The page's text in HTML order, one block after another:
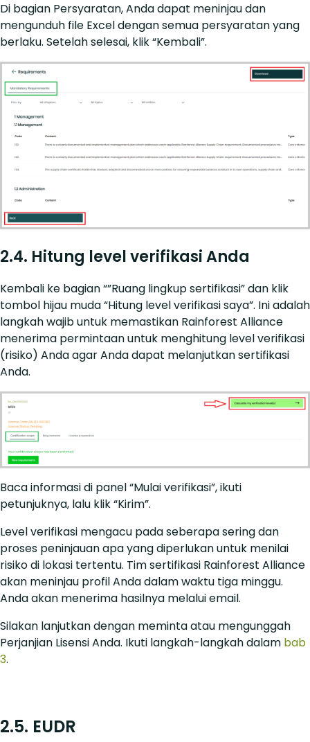
Di bagian Persyaratan, Anda dapat meninjau dan
mengunduh file Excel dengan semua persyaratan yang
berlaku. Setelah selesai, klik “Kembali”.
2.4. Hitung level verifikasi Anda
Kembali ke bagian “”Ruang lingkup sertifikasi” dan klik
tombol hijau muda “Hitung level verifikasi saya”. Ini adalah
langkah wajib untuk memastikan Rainforest Alliance
menerima permintaan untuk menghitung level verifikasi
(risiko) Anda agar Anda dapat melanjutkan sertifikasi
Anda.
Baca informasi di panel “Mulai verifikasi”, ikuti
petunjuknya, lalu klik “Kirim”.
Level verifikasi mengacu pada seberapa sering dan
proses peninjauan apa yang diperlukan untuk menilai
risiko di lokasi tertentu. Tim sertifikasi Rainforest Alliance
akan meninjau profil Anda dalam waktu tiga minggu.
Anda akan menerima hasilnya melalui email.
Silakan lanjutkan dengan meminta atau mengunggah
Perjanjian Lisensi Anda. Ikuti langkah-langkah dalam bab
3.
2.5. EUDR